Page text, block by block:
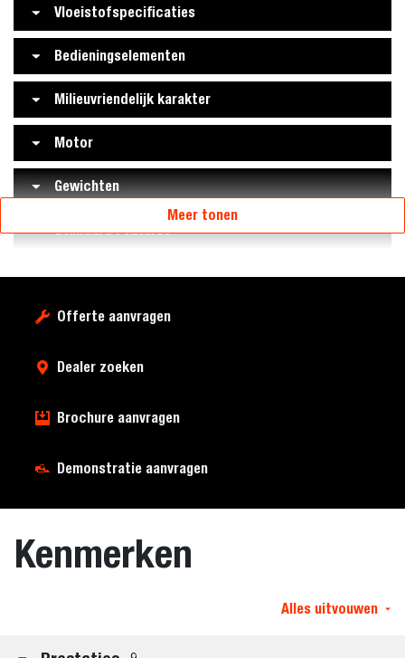
Vloeistofspecificaties
Bedieningselementen
Milieuvriendelijk karakter
Motor
Gewichten
Standard Features
Meer tonen
Offerte aanvragen
Dealer zoeken
Brochure aanvragen
Demonstratie aanvragen
Kenmerken
Alles uitvouwen